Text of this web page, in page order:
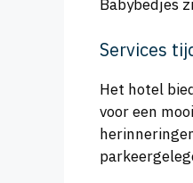
Babybedjes
Services
Het hotel
voor een